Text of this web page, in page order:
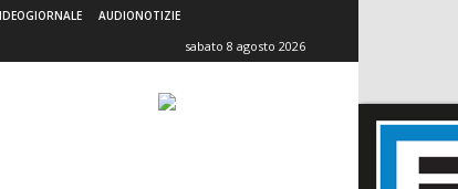
AUDIONOTIZIE
sabato 8 agosto 2026